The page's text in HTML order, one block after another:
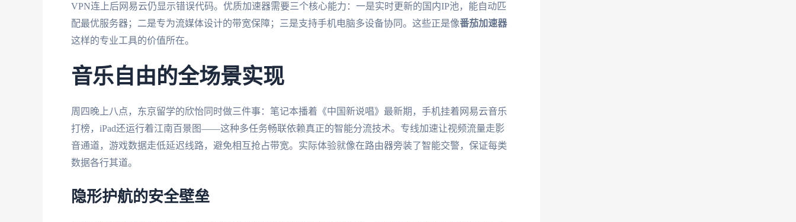
VPN连上后网易云仍显示错误代码。优质加速器需要三个核心能力：一是实时更新的国内IP池，能自动匹
配最优服务器；二是专为流媒体设计的带宽保障；三是支持手机电脑多设备协同。这些正是像番茄加速器
这样的专业工具的价值所在。
音乐自由的全场景实现
周四晚上八点，东京留学的欣怡同时做三件事：笔记本播着《中国新说唱》最新期，手机挂着网易云音乐
打榜，iPad还运行着江南百景图——这种多任务畅联依赖真正的智能分流技术。专线加速让视频流量走影
音通道，游戏数据走低延迟线路，避免相互抢占带宽。实际体验就像在路由器旁装了智能交警，保证每类
数据各行其道。
隐形护航的安全壁垒